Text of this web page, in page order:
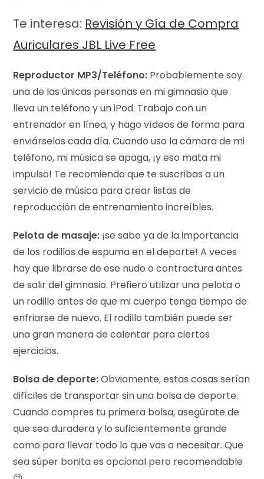
Te interesa: Revisión y Gía de Compra
Auriculares JBL Live Free
Reproductor MP3/Teléfono: Probablemente soy
una de las únicas personas en mi gimnasio que
lleva un teléfono y un iPod. Trabajo con un
entrenador en línea, y hago vídeos de forma para
enviárselos cada día. Cuando uso la cámara de mi
teléfono, mi música se apaga, ¡y eso mata mi
impulso! Te recomiendo que te suscribas a un
servicio de música para crear listas de
reproducción de entrenamiento increíbles.
Pelota de masaje: ¡se sabe ya de la importancia
de los rodillos de espuma en el deporte! A veces
hay que librarse de ese nudo o contractura antes
de salir del gimnasio. Prefiero utilizar una pelota o
un rodillo antes de que mi cuerpo tenga tiempo de
enfriarse de nuevo. El rodillo también puede ser
una gran manera de calentar para ciertos
ejercicios.
Bolsa de deporte:Obviamente, estas cosas serían
difíciles de transportar sin una bolsa de deporte.
Cuando compres tu primera bolsa, asegúrate de
que sea duradera y lo suficientemente grande
como para llevar todo lo que vas a necesitar. Que
sea súper bonita es opcional pero recomendable